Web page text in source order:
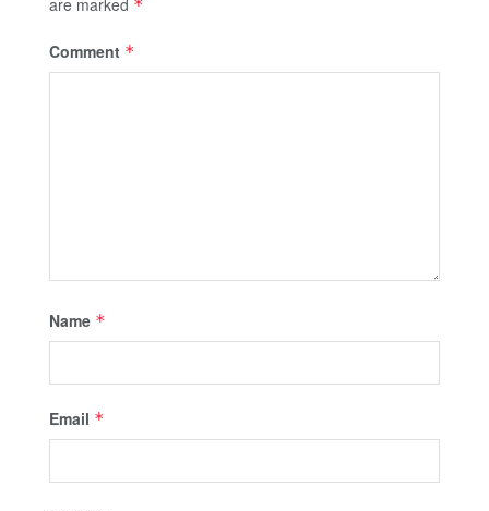
*
Comment *
Name *
Email *